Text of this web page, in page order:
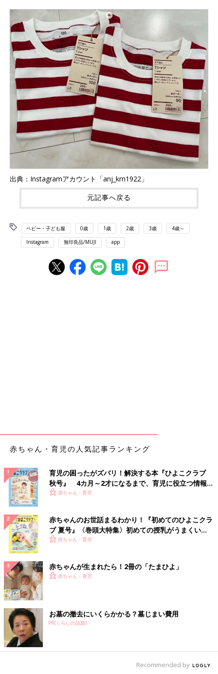
出典：Instagramアカウント「anj_krn1922」
元記事へ戻る
ベビー・子ども服 0歳 1歳 2歳 3歳 4歳～
Instagram 無印良品/MUJI app
赤ちゃん・育児の人気記事ランキング
育児の困ったがズバリ！解決する本『ひよこクラブ
秋号』 4カ月～2才になるまで、育児に役立つ情報が
いっぱい！
赤ちゃん・育児
赤ちゃんのお世話まるわかり！『初めてのひよこクラ
ブ 夏号』〈巻頭大特集〉初めての授乳がうまくい
く！ おっぱい・ミルクの基本と夏のトラブル 解決テ
赤ちゃん・育児
赤ちゃんが生まれたら！2冊の「たまひよ」
赤ちゃん・育児
お墓の撤去にいくらかかる？墓じまい費用
PR(くらしの話題)
Recommended by